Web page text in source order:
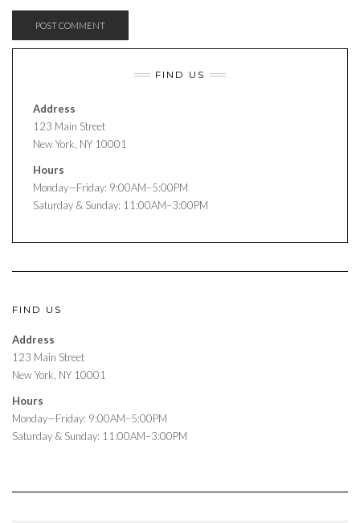
FIND US
Address
123 Main Street
New York, NY 10001
Hours
Monday—Friday: 9:00AM–5:00PM
Saturday & Sunday: 11:00AM–3:00PM
FIND US
Address
123 Main Street
New York, NY 10001
Hours
Monday—Friday: 9:00AM–5:00PM
Saturday & Sunday: 11:00AM–3:00PM